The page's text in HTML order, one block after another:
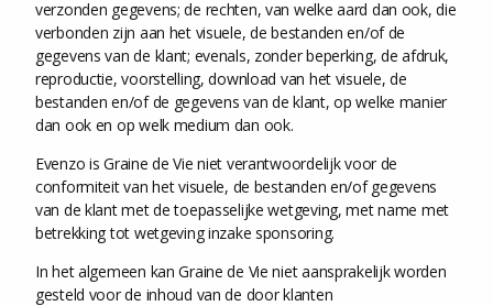
verzonden gegevens; de rechten, van welke aard dan ook, die
verbonden zijn aan het visuele, de bestanden en/of de
gegevens van de klant; evenals, zonder beperking, de afdruk,
reproductie, voorstelling, download van het visuele, de
bestanden en/of de gegevens van de klant, op welke manier
dan ook en op welk medium dan ook.
Evenzo is Graine de Vie niet verantwoordelijk voor de
conformiteit van het visuele, de bestanden en/of gegevens
van de klant met de toepasselijke wetgeving, met name met
betrekking tot wetgeving inzake sponsoring.
In het algemeen kan Graine de Vie niet aansprakelijk worden
gesteld voor de inhoud van de door klanten